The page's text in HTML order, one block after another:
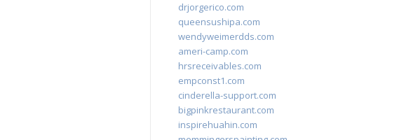
drjorgerico.com
queensushipa.com
wendyweimerdds.com
ameri-camp.com
hrsreceivables.com
empconst1.com
cinderella-support.com
bigpinkrestaurant.com
inspirehuahin.com